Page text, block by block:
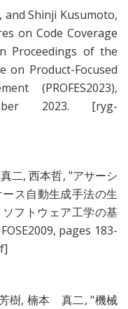
, andShinji Kusumoto,
on Code Coverage
Proceedings of the
on Product-Focused
(PROFES2023),
2023. [ryg-
二,西本哲, "アサーシ
ス自動生成手法の生
ソフトウェア工学の基
pages 183-
樹, 楠本 真二, "機械